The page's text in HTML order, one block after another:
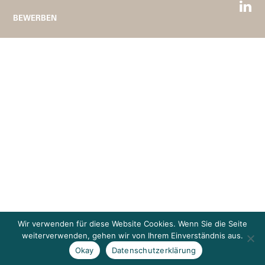
BEWERBEN
Wir verwenden für diese Website Cookies. Wenn Sie die Seite
weiterverwenden, gehen wir von Ihrem Einverständnis aus.
Okay
Datenschutzerklärung